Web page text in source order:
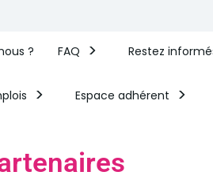
? FAQ Restez
Espace adhérent